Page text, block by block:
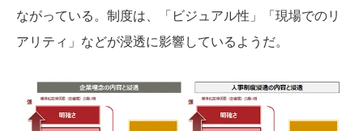
ながっている。制度は、「ビジュアル性」「現場でのリ
アリティ」などが浸透に影響しているようだ。